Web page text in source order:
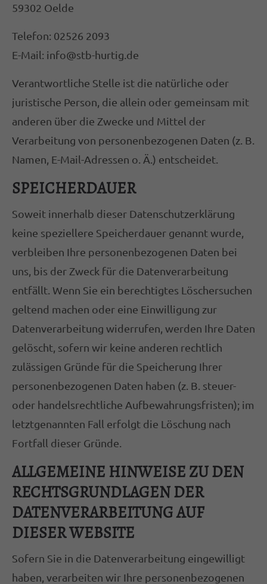
59302 Oelde
Telefon: 02526 2093
E-Mail: info@stb-hurtig.de
Verantwortliche Stelle ist die natürliche oder
juristische Person, die allein oder gemeinsam mit
anderen über die Zwecke und Mittel der
Verarbeitung von personenbezogenen Daten (z. B.
Namen, E-Mail-Adressen o. Ä.) entscheidet.
SPEICHERDAUER
Soweit innerhalb dieser Datenschutzerklärung
keine speziellere Speicherdauer genannt wurde,
verbleiben Ihre personenbezogenen Daten bei
uns, bis der Zweck für die Datenverarbeitung
entfällt. Wenn Sie ein berechtigtes Löschersuchen
geltend machen oder eine Einwilligung zur
Datenverarbeitung widerrufen, werden Ihre Daten
gelöscht, sofern wir keine anderen rechtlich
zulässigen Gründe für die Speicherung Ihrer
personenbezogenen Daten haben (z. B. steuer-
oder handelsrechtliche Aufbewahrungsfristen); im
letztgenannten Fall erfolgt die Löschung nach
Fortfall dieser Gründe.
ALLGEMEINE HINWEISE ZU DEN
RECHTSGRUNDLAGEN DER
DATENVERARBEITUNG AUF
DIESER WEBSITE
Sofern Sie in die Datenverarbeitung eingewilligt
haben, verarbeiten wir Ihre personenbezogenen